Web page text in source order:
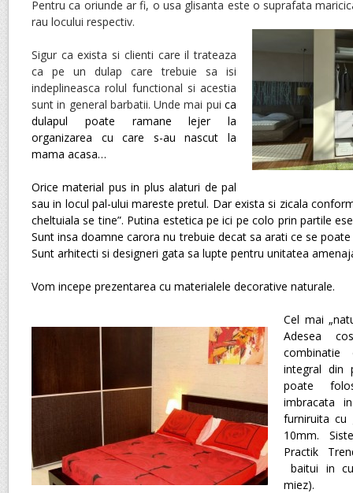
Pentru ca oriunde ar fi, o usa glisanta este o suprafata
rau locului respectiv.
Sigur ca exista si clienti care il trateaza
ca pe un dulap care trebuie sa isi
indeplineasca rolul functional si acestia
sunt in general barbatii. Unde mai pui ca
dulapul poate ramane lejer la
organizarea cu care s-au nascut la
mama acasa…
Orice material pus in plus alaturi de pal
sau in locul pal-ului mareste pretul. Dar exista si zicala
cheltuiala se tine”. Putina estetica pe ici pe colo prin partile
Sunt insa doamne carora nu trebuie decat sa arati ce se
Sunt arhitecti si designeri gata sa lupte pentru unitatea
Vom incepe prezentarea cu materialele decorative naturale.
Cel mai
Adesea
integral din
poate
imbracata
furniruita cu
10mm.
Practik
baitui in
miez).